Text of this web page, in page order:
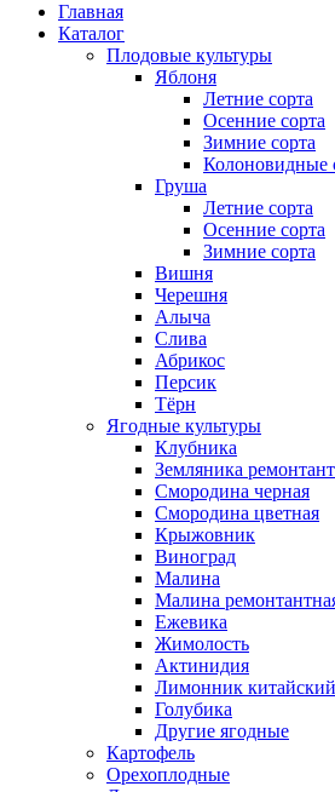
Главная
Каталог
Плодовые культуры
Яблоня
Летние сорта
Осенние сорта
Зимние сорта
Колоновидные
Груша
Летние сорта
Осенние сорта
Зимние сорта
Вишня
Черешня
Алыча
Слива
Абрикос
Персик
Тёрн
Ягодные культуры
Клубника
Земляника
Смородина черная
Смородина цветная
Крыжовник
Виноград
Малина
Малина
Ежевика
Жимолость
Актинидия
Лимонник китайский
Голубика
Другие ягодные
Картофель
Орехоплодные